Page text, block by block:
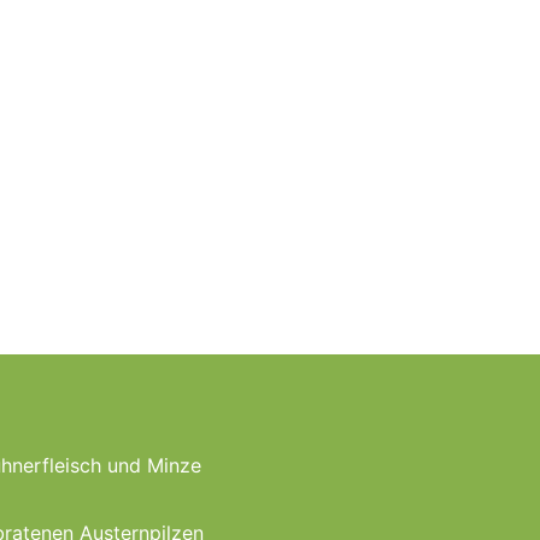
und Minze
Austernpilzen